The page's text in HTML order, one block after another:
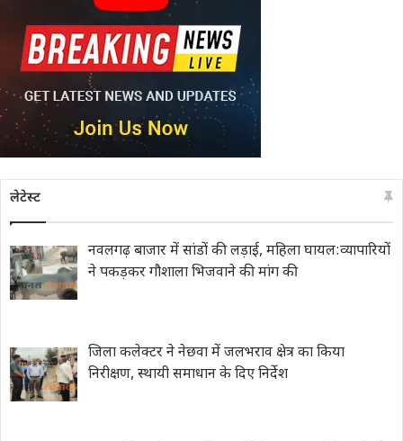
लेटेस्ट
नवलगढ़ बाजार में सांडों की लड़ाई, महिला घायल:व्यापारियों
ने पकड़कर गौशाला भिजवाने की मांग की
जिला कलेक्टर ने नेछवा में जलभराव क्षेत्र का किया
निरीक्षण, स्थायी समाधान के दिए निर्देश